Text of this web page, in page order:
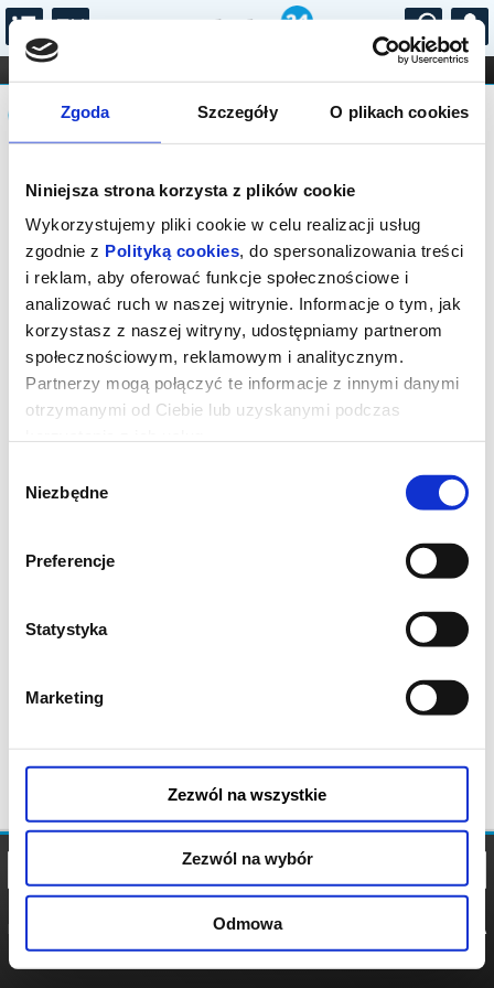
Zgoda Szczegóły O plikach cookies
Niniejsza strona korzysta z plików cookie
Wykorzystujemy pliki cookie w celu realizacji usług
zgodnie z Polityką cookies, do spersonalizowania treści
i reklam, aby oferować funkcje społecznościowe i
analizować ruch w naszej witrynie. Informacje o tym, jak
korzystasz z naszej witryny, udostępniamy partnerom
społecznościowym, reklamowym i analitycznym.
Partnerzy mogą połączyć te informacje z innymi danymi
otrzymanymi od Ciebie lub uzyskanymi podczas
zgody
Niezbędne
Preferencje
Statystyka
Marketing
Zezwól na wszystkie
Zezwól na wybór
Odmowa
...
FILHARMONIA OPERA I BALET
STAND-UP
DLA DZIECI
Komunikat
Sprzedaż biletów on-line na wydarzenie
została zakończona.
POLITYKA
POLITYKA